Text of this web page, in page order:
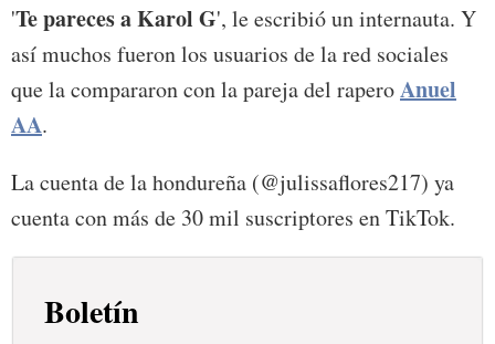
'Te pareces a Karol G', le escribió un internauta. Y
así muchos fueron los usuarios de la red sociales
que la compararon con la pareja del raperoAnuel
AA.
La cuenta de la hondureña (@julissaflores217) ya
cuenta con más de 30 mil suscriptores en TikTok.
Boletín